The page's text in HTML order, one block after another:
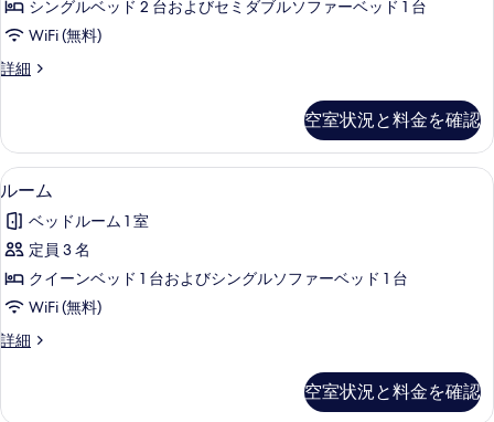
ハ
ー
バ
ュ
ー
の
す
べ
て
写
を
ル
コ
ニ
ー
ー
ビ
ュ
ー
の
詳
ル
ニ
の
す
べ
て
の
写
真
を
シングルベッド 2 台およびセミダブルソファーベッド 1 台
WiFi (無料)
詳細
ス
バ
ル
コ
ー
の
細
空室状況と料金を確認
ル
ー
ム
の
す
て
写
高級寝具、ノートパソコン用作業ス
4
ルーム
ベッドルーム 1 室
定員 3 名
クイーンベッド 1 台およびシングルソファーベッド 1 台
WiFi (無料)
詳細
ル
空室状況と料金を確認